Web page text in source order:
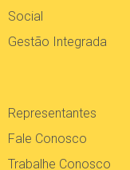
Social
Gestão Integrada
Representantes
Fale Conosco
Trabalhe Conosco